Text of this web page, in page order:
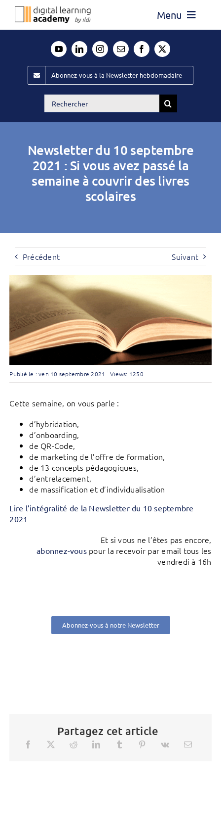
Passer
Menu
Évènements ILDI
Offres d’emploi
Publiez
Contact
Abonnez-vous à la Newsletter hebdomadaire
Rechercher:
Newsletter du 10 septembre
2021 : Si vous avez passé la
semaine à couvrir des livres
scolaires
Précédent Suivant
Publié le : ven 10 septembre 2021 Views: 1250
Cette semaine, on vous parle :
d’hybridation,
d’onboarding,
de QR-Code,
de marketing de l’offre de formation,
de 13 concepts pédagogiques,
d’entrelacement,
de massification et d’individualisation
Lire l’intégralité de la Newsletter du 10 septembre
2021
Et si vous ne l’êtes pas encore,
abonnez-vouspour la recevoir par email tous les
vendredi à 16h
Abonnez-vous à notre Newsletter
Partagez cet article